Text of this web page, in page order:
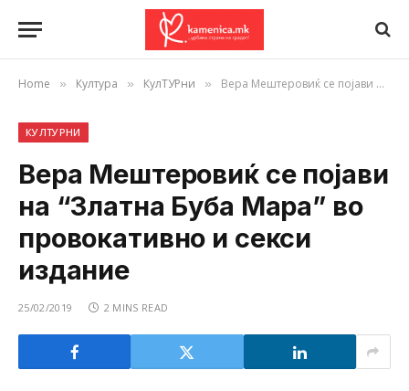
Home » Култура » КулТУРни » Вера Мештеровиќ се појави на “Златна Буба Мара” во провокативно и секси издание
КУЛТУРНИ
Вера Мештеровиќ се појави
на “Златна Буба Мара” во
провокативно и секси
издание
25/02/2019 2 MINS READ